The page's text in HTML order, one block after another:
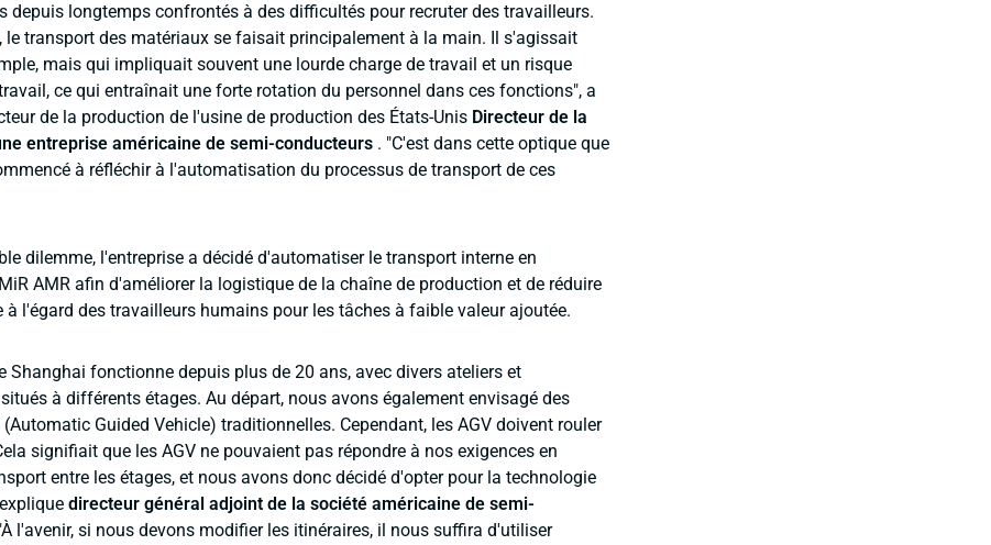
depuis longtemps confrontés à des difficultés pour recruter des travailleurs.
le transport des matériaux se faisait principalement à la main. Il s'agissait
mais qui impliquait souvent une lourde charge de travail et un risque
ce qui entraînait une forte rotation du personnel dans ces fonctions", a
de la production de l'usine de production des États-Unis Directeur de la
entreprise américaine de semi-conducteurs . "C'est dans cette optique que
à réfléchir à l'automatisation du processus de transport de ces
dilemme, l'entreprise a décidé d'automatiser le transport interne en
AMR afin d'améliorer la logistique de la chaîne de production et de réduire
à l'égard des travailleurs humains pour les tâches à faible valeur ajoutée.
Shanghai fonctionne depuis plus de 20 ans, avec divers ateliers et
à différents étages. Au départ, nous avons également envisagé des
Guided Vehicle) traditionnelles. Cependant, les AGV doivent rouler
signifiait que les AGV ne pouvaient pas répondre à nos exigences en
entre les étages, et nous avons donc décidé d'opter pour la technologie
directeur général adjoint de la société américaine de semi-
l'avenir, si nous devons modifier les itinéraires, il nous suffira d'utiliser